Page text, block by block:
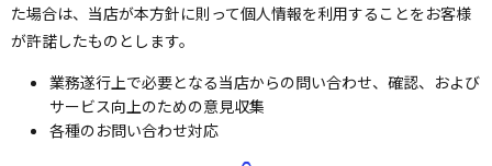
た場合は、当店が本方針に則って個人情報を利用することをお客様
が許諾したものとします。
業務遂行上で必要となる当店からの問い合わせ、確認、および
サービス向上のための意見収集
各種のお問い合わせ対応